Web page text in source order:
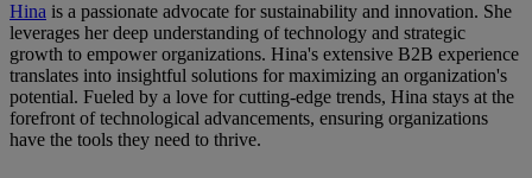
Hina is a passionate advocate for sustainability and innovation. She
leverages her deep understanding of technology and strategic
growth to empower organizations. Hina's extensive B2B experience
translates into insightful solutions for maximizing an organization's
potential. Fueled by a love for cutting-edge trends, Hina stays at the
forefront of technological advancements, ensuring organizations
have the tools they need to thrive.